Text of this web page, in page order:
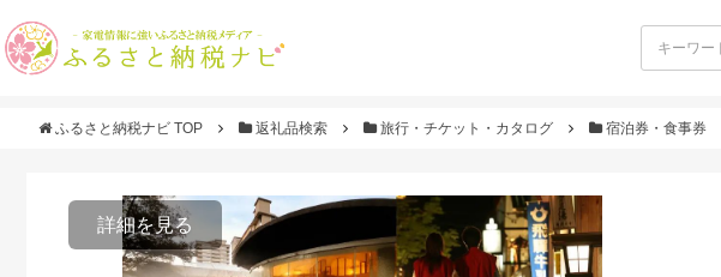
ふるさと納税ナビ TOP 返礼品検索 旅行・チケット・カタログ 宿泊券・食事券
詳細を見る